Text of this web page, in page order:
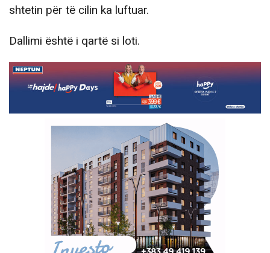
shtetin për të cilin ka luftuar.
Dallimi është i qartë si loti.